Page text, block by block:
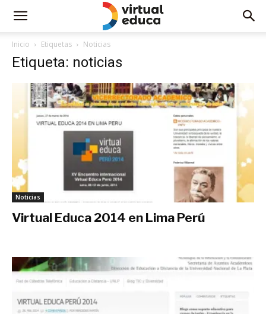
Inicio Etiquetas Noticias
Etiqueta: noticias
Noticias
Virtual Educa 2014 en Lima Perú